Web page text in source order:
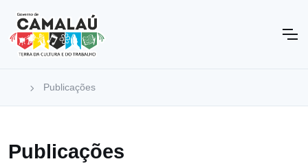
Publicações
Publicações